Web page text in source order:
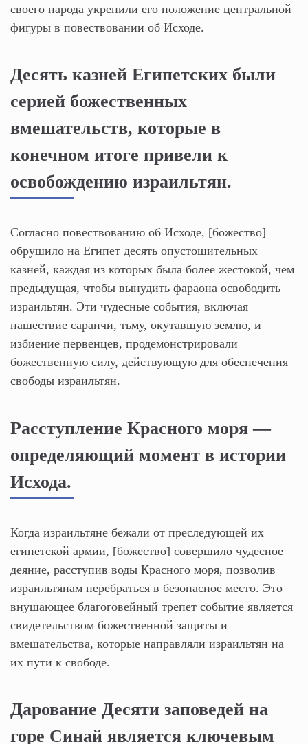
своего народа укрепили его положение центральной
фигуры в повествовании об Исходе.
Десять казней Египетских были
серией божественных
вмешательств, которые в
конечном итоге привели к
освобождению израильтян.
Согласно повествованию об Исходе, [божество]
обрушило на Египет десять опустошительных
казней, каждая из которых была более жестокой, чем
предыдущая, чтобы вынудить фараона освободить
израильтян. Эти чудесные события, включая
нашествие саранчи, тьму, окутавшую землю, и
избиение первенцев, продемонстрировали
божественную силу, действующую для обеспечения
свободы израильтян.
Расступление Красного моря —
определяющий момент в истории
Исхода.
Когда израильтяне бежали от преследующей их
египетской армии, [божество] совершило чудесное
деяние, расступив воды Красного моря, позволив
израильтянам перебраться в безопасное место. Это
внушающее благоговейный трепет событие является
свидетельством божественной защиты и
вмешательства, которые направляли израильтян на
их пути к свободе.
Дарование Десяти заповедей на
горе Синай является ключевым